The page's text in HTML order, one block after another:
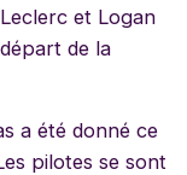
et Logan
de la
a été donné ce
pilotes se sont